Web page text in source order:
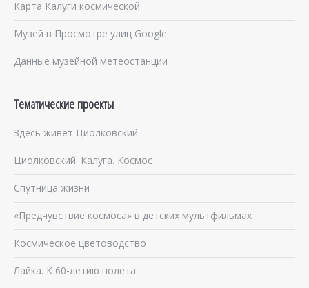
Карта Калуги космической
Музей в Просмотре улиц Google
Данные музейной метеостанции
Тематические проекты
Здесь живёт Циолковский
Циолковский. Калуга. Космос
Спутница жизни
«Предчувствие космоса» в детских мультфильмах
Космическое цветоводство
Лайка. К 60-летию полета